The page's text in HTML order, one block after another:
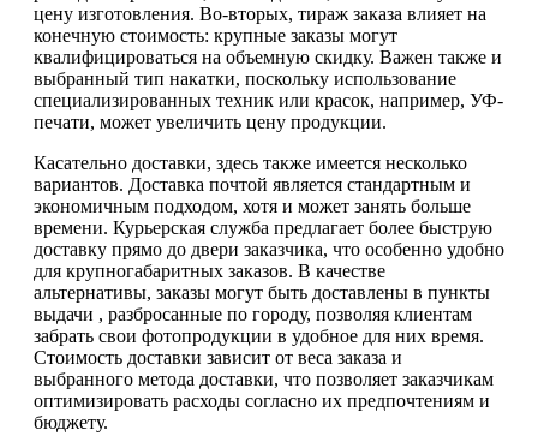
цену изготовления. Во-вторых, тираж заказа влияет на
конечную стоимость: крупные заказы могут
квалифицироваться на объемную скидку. Важен также и
выбранный тип накатки, поскольку использование
специализированных техник или красок, например, УФ-
печати, может увеличить цену продукции.
Касательно доставки, здесь также имеется несколько
вариантов. Доставка почтой является стандартным и
экономичным подходом, хотя и может занять больше
времени. Курьерская служба предлагает более быструю
доставку прямо до двери заказчика, что особенно удобно
для крупногабаритных заказов. В качестве
альтернативы, заказы могут быть доставлены в пункты
выдачи , разбросанные по городу, позволяя клиентам
забрать свои фотопродукции в удобное для них время.
Стоимость доставки зависит от веса заказа и
выбранного метода доставки, что позволяет заказчикам
оптимизировать расходы согласно их предпочтениям и
бюджету.